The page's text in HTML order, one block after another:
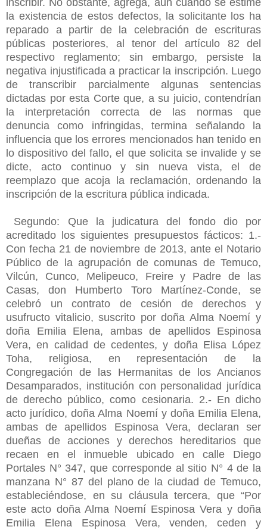
la existencia de estos defectos, la solicitante los ha
reparado a partir de la celebración de escrituras
públicas posteriores, al tenor del artículo 82 del
respectivo reglamento; sin embargo, persiste la
negativa injustificada a practicar la inscripción. Luego
de transcribir parcialmente algunas sentencias
dictadas por esta Corte que, a su juicio, contendrían
la interpretación correcta de las normas que
denuncia como infringidas, termina señalando la
influencia que los errores mencionados han tenido en
lo dispositivo del fallo, el que solicita se invalide y se
dicte, acto continuo y sin nueva vista, el de
reemplazo que acoja la reclamación, ordenando la
inscripción de la escritura pública indicada.
Segundo: Que la judicatura del fondo dio por
acreditado los siguientes presupuestos fácticos: 1.-
Con fecha 21 de noviembre de 2013, ante el Notario
Público de la agrupación de comunas de Temuco,
Vilcún, Cunco, Melipeuco, Freire y Padre de las
Casas, don Humberto Toro Martínez-Conde, se
celebró un contrato de cesión de derechos y
usufructo vitalicio, suscrito por doña Alma Noemí y
doña Emilia Elena, ambas de apellidos Espinosa
Vera, en calidad de cedentes, y doña Elisa López
Toha, religiosa, en representación de la
Congregación de las Hermanitas de los Ancianos
Desamparados, institución con personalidad jurídica
de derecho público, como cesionaria. 2.- En dicho
acto jurídico, doña Alma Noemí y doña Emilia Elena,
ambas de apellidos Espinosa Vera, declaran ser
dueñas de acciones y derechos hereditarios que
recaen en el inmueble ubicado en calle Diego
Portales N° 347, que corresponde al sitio N° 4 de la
manzana N° 87 del plano de la ciudad de Temuco,
estableciéndose, en su cláusula tercera, que “Por
este acto doña Alma Noemí Espinosa Vera y doña
Emilia Elena Espinosa Vera, venden, ceden y